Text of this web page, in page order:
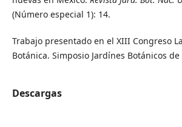
(Número especial 1): 14.
Trabajo presentado en el XIII Congreso
Botánica. Simposio Jardínes Botánicos
Descargas